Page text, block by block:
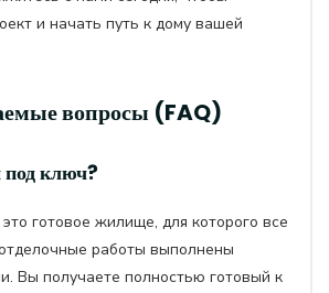
и начать путь к дому вашей
вопросы (FAQ)
под ключ?
готовое жилище, для которого все
работы выполнены
Вы получаете полностью готовый к